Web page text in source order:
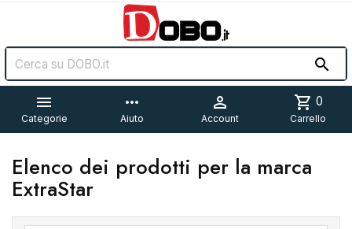


Categorie
more_horiz
Aiuto

Account
shopping_cart 0
Carrello
Elenco dei prodotti per la marca
ExtraStar